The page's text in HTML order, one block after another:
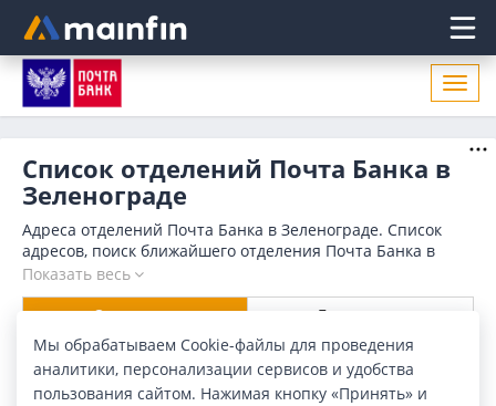
Главное меню
Список отделений Почта Банка в
Зеленограде
Адреса отделений Почта Банка в Зеленограде. Список
адресов, поиск ближайшего отделения Почта Банка в
Зеленограде по адресу, названию. Часы работы,
телефоны, контактные данные.
Показать весь
Отделения
Банкоматы
Все банки Карта Список
Мы обрабатываем Cookie-файлы для проведения
аналитики, персонализации сервисов и удобства
пользования сайтом. Нажимая кнопку «Принять» и